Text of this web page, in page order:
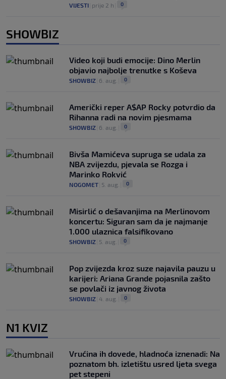
VIJESTI prije 2 h 0
SHOWBIZ
Video koji budi emocije: Dino Merlin
objavio najbolje trenutke s Koševa
SHOWBIZ 6. aug. 0
Američki reper A$AP Rocky potvrdio da
Rihanna radi na novim pjesmama
SHOWBIZ 6. aug. 0
Bivša Mamićeva supruga se udala za
NBA zvijezdu, pjevala se Rozga i
Marinko Rokvić
NOGOMET 5. aug. 0
Misirlić o dešavanjima na Merlinovom
koncertu: Siguran sam da je najmanje
1.000 ulaznica falsifikovano
SHOWBIZ 5. aug. 0
Pop zvijezda kroz suze najavila pauzu u
karijeri: Ariana Grande pojasnila zašto
se povlači iz javnog života
SHOWBIZ 4. aug. 0
N1 KVIZ
Vrućina ih dovede, hladnoća iznenadi: Na
poznatom bh. izletištu usred ljeta svega
pet stepeni